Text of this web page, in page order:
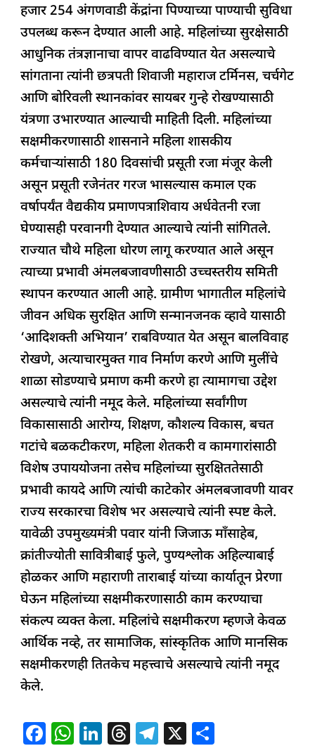
हजार 254 अंगणवाडी केंद्रांना पिण्याच्या पाण्याची सुविधा
उपलब्ध करून देण्यात आली आहे. महिलांच्या सुरक्षेसाठी
आधुनिक तंत्रज्ञानाचा वापर वाढविण्यात येत असल्याचे
सांगताना त्यांनी छत्रपती शिवाजी महाराज टर्मिनस, चर्चगेट
आणि बोरिवली स्थानकांवर सायबर गुन्हे रोखण्यासाठी
यंत्रणा उभारण्यात आल्याची माहिती दिली. महिलांच्या
सक्षमीकरणासाठी शासनाने महिला शासकीय
कर्मचाऱ्यांसाठी 180 दिवसांची प्रसूती रजा मंजूर केली
असून प्रसूती रजेनंतर गरज भासल्यास कमाल एक
वर्षापर्यंत वैद्यकीय प्रमाणपत्राशिवाय अर्धवेतनी रजा
घेण्यासही परवानगी देण्यात आल्याचे त्यांनी सांगितले.
राज्यात चौथे महिला धोरण लागू करण्यात आले असून
त्याच्या प्रभावी अंमलबजावणीसाठी उच्चस्तरीय समिती
स्थापन करण्यात आली आहे. ग्रामीण भागातील महिलांचे
जीवन अधिक सुरक्षित आणि सन्मानजनक व्हावे यासाठी
‘आदिशक्ती अभियान’ राबविण्यात येत असून बालविवाह
रोखणे, अत्याचारमुक्त गाव निर्माण करणे आणि मुलींचे
शाळा सोडण्याचे प्रमाण कमी करणे हा त्यामागचा उद्देश
असल्याचे त्यांनी नमूद केले. महिलांच्या सर्वांगीण
विकासासाठी आरोग्य, शिक्षण, कौशल्य विकास, बचत
गटांचे बळकटीकरण, महिला शेतकरी व कामगारांसाठी
विशेष उपाययोजना तसेच महिलांच्या सुरक्षिततेसाठी
प्रभावी कायदे आणि त्यांची काटेकोर अंमलबजावणी यावर
राज्य सरकारचा विशेष भर असल्याचे त्यांनी स्पष्ट केले.
यावेळी उपमुख्यमंत्री पवार यांनी जिजाऊ माँसाहेब,
क्रांतीज्योती सावित्रीबाई फुले, पुण्यश्लोक अहिल्याबाई
होळकर आणि महाराणी ताराबाई यांच्या कार्यातून प्रेरणा
घेऊन महिलांच्या सक्षमीकरणासाठी काम करण्याचा
संकल्प व्यक्त केला. महिलांचे सक्षमीकरण म्हणजे केवळ
आर्थिक नव्हे, तर सामाजिक, सांस्कृतिक आणि मानसिक
सक्षमीकरणही तितकेच महत्त्वाचे असल्याचे त्यांनी नमूद
केले.
F W Li T T X